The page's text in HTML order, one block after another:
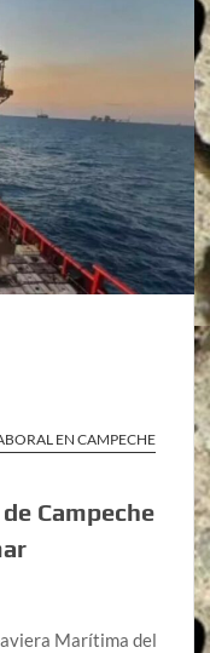
EN CAMPECHE
Campeche
Marítima del